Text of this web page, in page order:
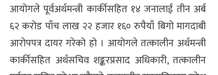
आयोगले पूर्वअर्थमन्त्री कार्कीसहित १४ जनालाई तीन अर्ब
६२ करोड पाँच लाख २२ हजार १६० रुपैयाँ बिगो मागदाबी
आरोपपत्र दायर गरेको हो । आयोगले तत्कालीन अर्थमन्त्री
कार्कीसहित अर्थसचिव शङ्करप्रसाद अधिकारी, तत्कालीन